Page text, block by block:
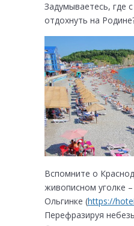
Задумываетесь, где
отдохнуть на
Вспомните о
живописном уголке
Ольгинке (https://
Перефразируя